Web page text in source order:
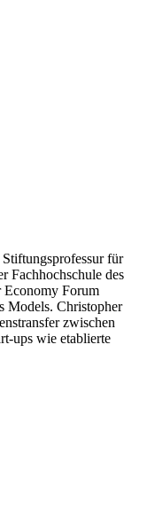
für
Fachhochschule des
Economy Forum
Models. Christopher
zwischen
ups wie etablierte